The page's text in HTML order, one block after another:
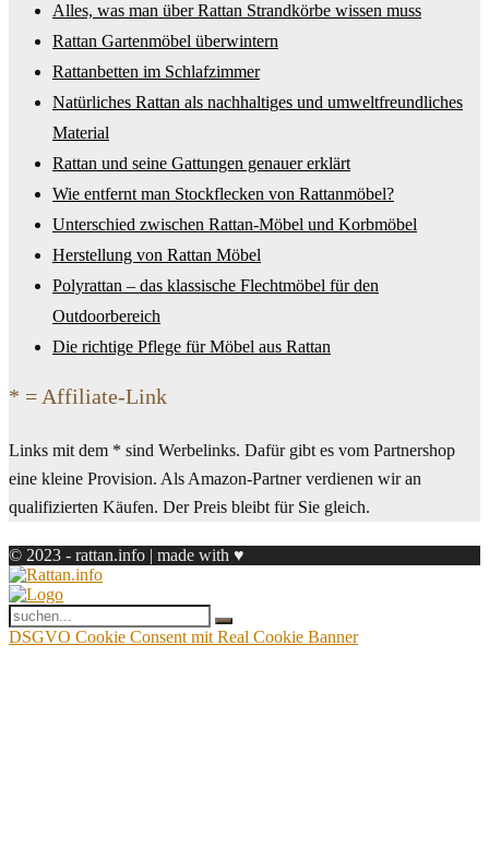
Alles, was man über Rattan Strandkörbe wissen muss
Rattan Gartenmöbel überwintern
Rattanbetten im Schlafzimmer
Natürliches Rattan als nachhaltiges und umweltfreundliches
Material
Rattan und seine Gattungen genauer erklärt
Wie entfernt man Stockflecken von Rattanmöbel?
Unterschied zwischen Rattan-Möbel und Korbmöbel
Herstellung von Rattan Möbel
Polyrattan – das klassische Flechtmöbel für den
Outdoorbereich
Die richtige Pflege für Möbel aus Rattan
* = Affiliate-Link
Links mit dem * sind Werbelinks. Dafür gibt es vom Partnershop
eine kleine Provision. Als Amazon-Partner verdienen wir an
qualifizierten Käufen. Der Preis bleibt für Sie gleich.
© 2023 - rattan.info | made with ♥
DSGVO Cookie Consent mit Real Cookie Banner